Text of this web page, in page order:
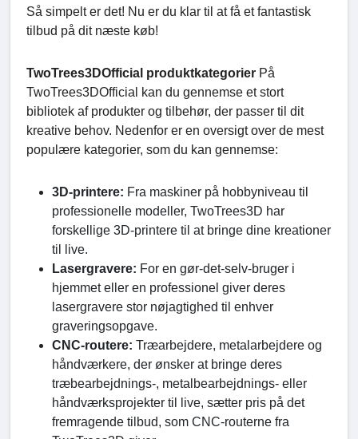
Så simpelt er det! Nu er du klar til at få et fantastisk
tilbud på dit næste køb!
TwoTrees3DOfficial produktkategorier På
TwoTrees3DOfficial kan du gennemse et stort
bibliotek af produkter og tilbehør, der passer til dit
kreative behov. Nedenfor er en oversigt over de mest
populære kategorier, som du kan gennemse:
3D-printere: Fra maskiner på hobbyniveau til
professionelle modeller, TwoTrees3D har
forskellige 3D-printere til at bringe dine kreationer
til live.
Lasergravere: For en gør-det-selv-bruger i
hjemmet eller en professionel giver deres
lasergravere stor nøjagtighed til enhver
graveringsopgave.
CNC-routere: Træarbejdere, metalarbejdere og
håndværkere, der ønsker at bringe deres
træbearbejdnings-, metalbearbejdnings- eller
håndværksprojekter til live, sætter pris på det
fremragende tilbud, som CNC-routerne fra